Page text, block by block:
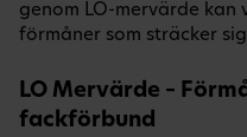
genom LO-mervärde kan
förmåner som sträcker
LO Mervärde –
fackförbund